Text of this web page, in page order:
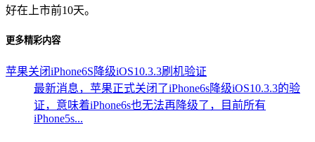
好在上市前10天。
更多精彩内容
苹果关闭iPhone6S降级iOS10.3.3刷机验证
最新消息，苹果正式关闭了iPhone6s降级iOS10.3.3的验
证，意味着iPhone6s也无法再降级了，目前所有
iPhone5s...